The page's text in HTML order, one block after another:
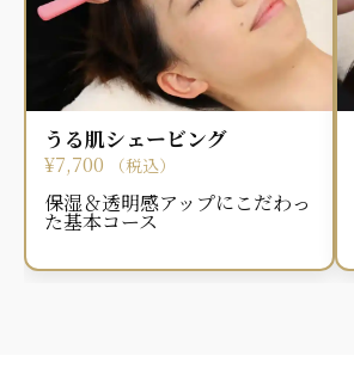
うる肌シェービング
¥7,700 （税込）
保湿＆透明感アップにこだわっ
た基本コース